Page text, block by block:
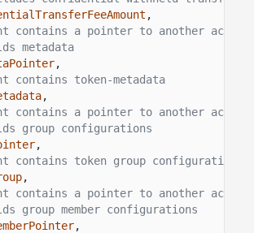
,
contains a pointer to another
metadata
,
contains token-metadata
,
contains a pointer to another
group configurations
,
contains token group configurations
,
contains a pointer to another
group member configurations
,